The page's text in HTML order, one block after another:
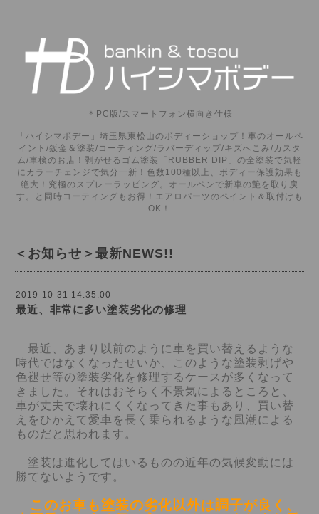
＊PC版/スマートフォン横向き仕様
「ハイシマボデー」埼玉県東松山のボディーショップ！車のオールペ
イント/鈑金＆塗装/コーティング/ラバーディップ/キズへこみ/カスタ
ム/車検のお店！剥がせるゴム塗装「RUBBER DIP」の全塗装で気軽
にカラーチェンジで気分一新！色数100種以上、ボディー保護効果も
絶大！究極のスプレーラッピング。オールペンで新車の艶を取り戻
す。と同時コーティングもお得！エアロパーツのペイント＆取付けも
OK！
＜お知らせ＞最新NEWS!!
2019-10-31 14:35:00
最近、非常に多い塗装劣化の修理
最近、あまり以前のように車を買い替えるような
時代ではなくなったせいか、このような塗装剥げや
色褪せ等の塗装劣化を修理するケースが多くなって
きました。それはおそら く不景気によるところと、
車が丈夫で壊れにくくなってきた事もあり、買い替
えをひかえて愛車を長く乗られるような風潮による
ものだと思われます。
塗装は進化してはいるものの近年の気候変動には
勝てないようです。
このお車も塗装の劣化以外は調子が良く、